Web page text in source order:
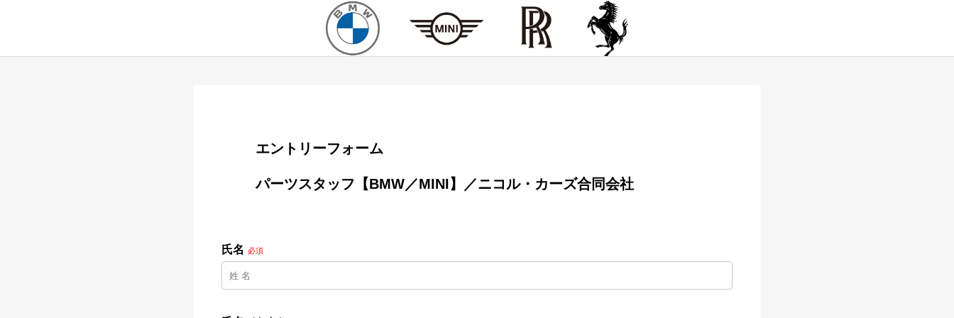
        エントリーフォーム
        パーツスタッフ【BMW／MINI】／ニコル・カーズ合同会社
氏名 必須